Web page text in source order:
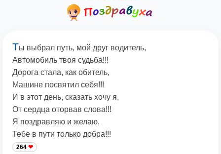
Ты выбрал путь, мой друг водитель,
Автомобиль твоя судьба!!!
Дорога стала, как обитель,
Машине посвятил себя!!!
И в этот день, сказать хочу я,
От сердца оторвав слова!!!
Я поздравляю и желаю,
Тебе в пути только добра!!!
264